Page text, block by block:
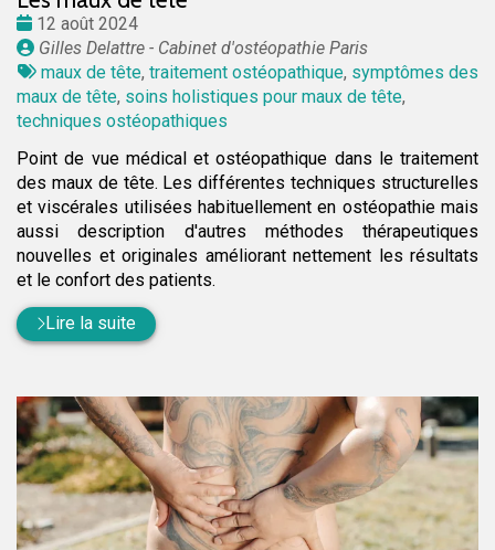
Date
12 août 2024
Publié
par
Gilles Delattre - Cabinet d'ostéopathie Paris
Tags
:
maux de tête, traitement ostéopathique, symptômes des
maux de tête, soins holistiques pour maux de tête,
techniques ostéopathiques
Point de vue médical et ostéopathique dans le traitement
des maux de tête. Les différentes techniques structurelles
et viscérales utilisées habituellement en ostéopathie mais
aussi description d'autres méthodes thérapeutiques
nouvelles et originales améliorant nettement les résultats
et le confort des patients.
Lire la suite